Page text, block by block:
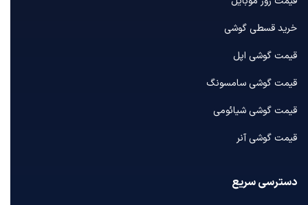
خرید قسطی گوشی
قیمت گوشی اپل
قیمت گوشی سامسونگ
قیمت گوشی شیائومی
قیمت گوشی آنر
دسترسی سریع